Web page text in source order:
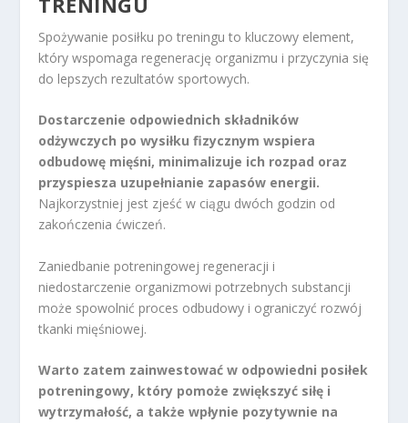
Spożywanie posiłku po treningu to kluczowy element,
który wspomaga regenerację organizmu i przyczynia się
do lepszych rezultatów sportowych.
Dostarczenie odpowiednich składników
odżywczych po wysiłku fizycznym wspiera
odbudowę mięśni, minimalizuje ich rozpad oraz
przyspiesza uzupełnianie zapasów energii.
Najkorzystniej jest zjeść w ciągu dwóch godzin od
zakończenia ćwiczeń.
Zaniedbanie potreningowej regeneracji i
niedostarczenie organizmowi potrzebnych substancji
może spowolnić proces odbudowy i ograniczyć rozwój
tkanki mięśniowej.
Warto zatem zainwestować w odpowiedni posiłek
potreningowy, który pomoże zwiększyć siłę i
wytrzymałość, a także wpłynie pozytywnie na